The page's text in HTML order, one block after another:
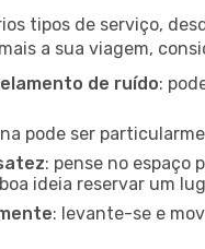
tipos de serviço,
a sua viagem,
de ruído:
pode ser
: pense no espaço
ideia reservar um
: levante-se e